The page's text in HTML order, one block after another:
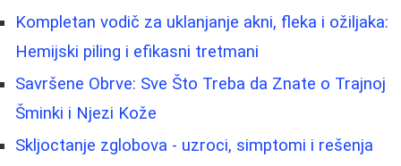
Kompletan vodič za uklanjanje akni, fleka i ožiljaka:
Hemijski piling i efikasni tretmani
Savršene Obrve: Sve Što Treba da Znate o Trajnoj
Šminki i Njezi Kože
Skljoctanje zglobova - uzroci, simptomi i rešenja